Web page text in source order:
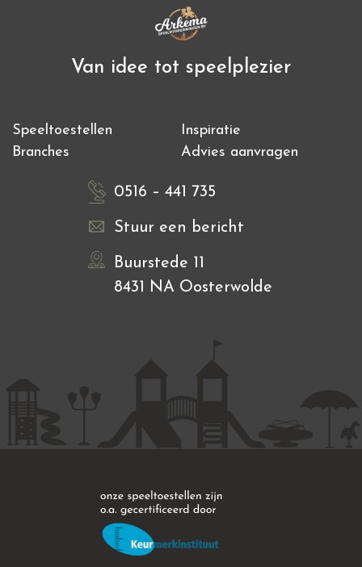
Van idee tot speelplezier
Speeltoestellen
Inspiratie
Branches
Advies aanvragen
0516 – 441 735
Stuur een bericht
Buurstede 11
8431 NA Oosterwolde